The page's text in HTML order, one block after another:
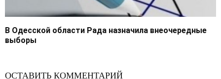
В Одесской области Рада назначила внеочередные
выборы
ОСТАВИТЬ КОММЕНТАРИЙ